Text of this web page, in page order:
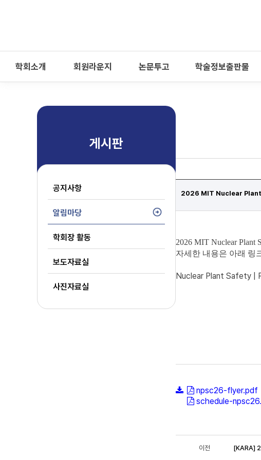
학회소개 회원라운지 논문투고 학술정보출판물
게시판
공지사항
알림마당
학회장 활동
보도자료실
사진자료실
2026 MIT Nuclear
2026 MIT Nuclear Plant
자세한 내용은 아래 링
Nuclear Plant Safety |
npsc26-flyer.pdf
schedule-
이전 [KARA]